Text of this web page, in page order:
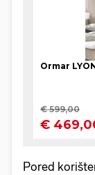
Pored